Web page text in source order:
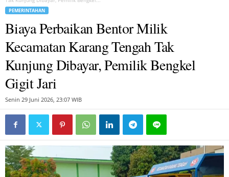
PEMERINTAHAN
Biaya Perbaikan Bentor Milik
Kecamatan Karang Tengah Tak
Kunjung Dibayar, Pemilik Bengkel
Gigit Jari
Senin 29 Juni 2026, 23:07 WIB